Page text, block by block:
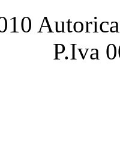
P.Iva